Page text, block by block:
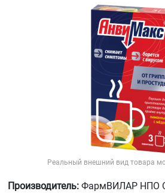
Реальный внешний вид товара
Производитель: ФармВИЛАР НПО